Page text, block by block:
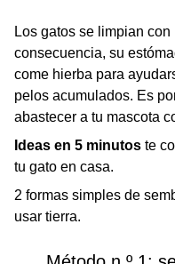
Los gatos se limpian
consecuencia, su
come hierba para
pelos acumulados. Es
abastecer a tu mascota
Ideas en 5 minutos te
tu gato en casa.
2 formas simples de
usar tierra.